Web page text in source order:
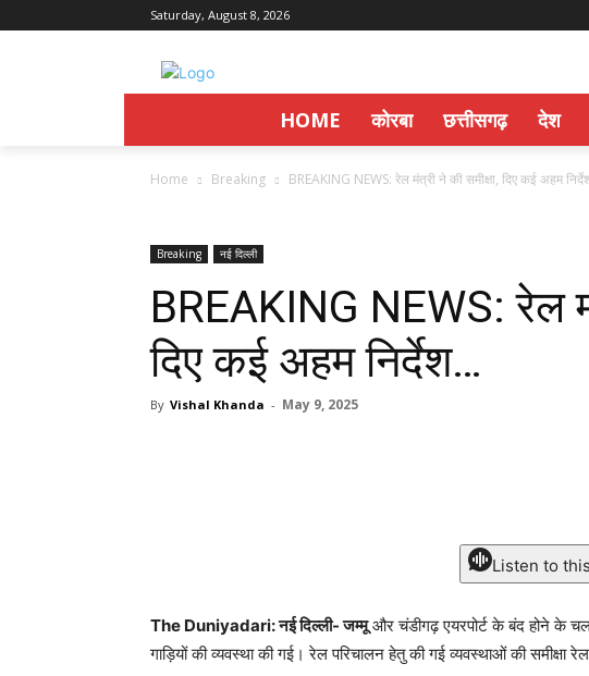
Saturday, August 8, 2026
HOME कोरबा छत्तीसगढ़ देश
Home Breaking BREAKING NEWS: रेल मंत्री ने की समीक्षा, दिए कई अहम
Breaking नई दिल्ली
BREAKING NEWS: रेल
दिए कई अहम निर्देश…
By Vishal Khanda - May 9, 2025
Listen to this
The Duniyadari: नई दिल्ली- जम्मूऔर चंडीगढ़ एयरपोर्ट के बंद होने के
गाड़ियों की व्यवस्था की गई। रेल परिचालन हेतु की गई व्यवस्थाओं की समीक्षा